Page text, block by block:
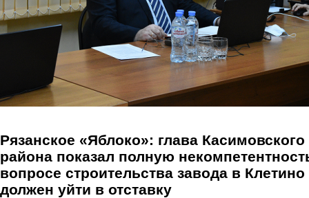
Рязанское «Яблоко»: глава Касимовского
района показал полную
вопросе строительства завода в Клетино
должен уйти в отставку